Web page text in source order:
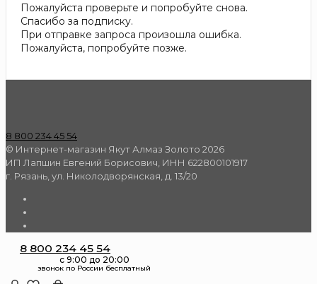
Пожалуйста проверьте и попробуйте снова.
Спасибо за подписку.
При отправке запроса произошла ошибка.
Пожалуйста, попробуйте позже.
8 800 234 45 54
© Интернет-магазин Якут Алмаз Золото 2026
ИП Лапшин Евгений Борисович, ИНН 622800101917
г. Рязань, ул. Николодворянская, д. 13/20
8 800 234 45 54